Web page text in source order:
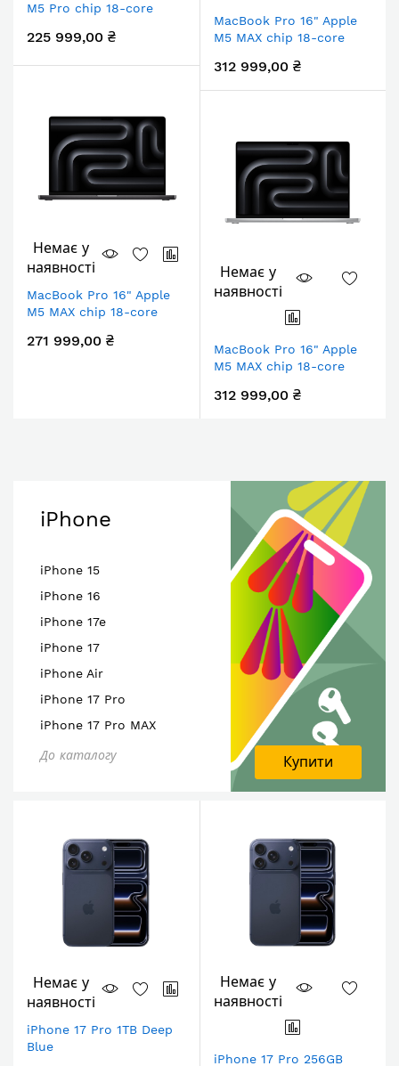
M5 Pro chip 18-core
GPU/48Gb/1TB SSD
225 999,00 ₴
Немає у
наявності
MacBook Pro 16" Apple
M5 MAX chip 18-core
GPU/36Gb/2TB SSD
271 999,00 ₴
MacBook Pro 16" Apple
M5 MAX chip 18-core
GPU/48Gb/2TB SSD
Space Black
312 999,00 ₴
Немає у
наявності
MacBook Pro 16" Apple
M5 MAX chip 18-core
GPU/48Gb/2TB SSD Silver
312 999,00 ₴
iPhone
iPhone 15
iPhone 16
iPhone 17e
iPhone 17
iPhone Air
iPhone 17 Pro
iPhone 17 Pro MAX
До каталогу Купити
Немає у
наявності
iPhone 17 Pro 1TB Deep
Blue
Немає у
наявності
iPhone 17 Pro 256GB